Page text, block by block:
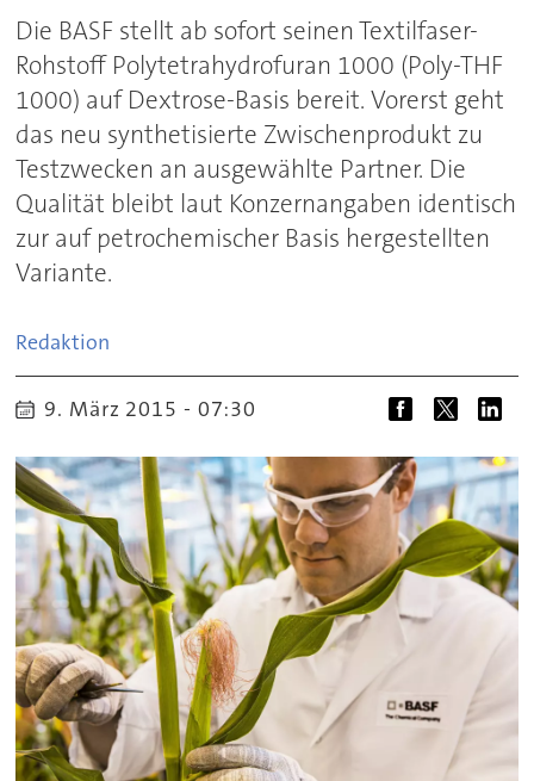
Die BASF stellt ab sofort seinen Textilfaser-
Rohstoff Polytetrahydrofuran 1000 (Poly-THF
1000) auf Dextrose-Basis bereit. Vorerst geht
das neu synthetisierte Zwischenprodukt zu
Testzwecken an ausgewählte Partner. Die
Qualität bleibt laut Konzernangaben identisch
zur auf petrochemischer Basis hergestellten
Variante.
Redaktion
9. März 2015 - 07:30